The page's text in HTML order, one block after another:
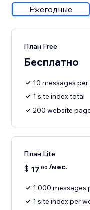
Ежегодные
План Free
Бесплатно
10 messages
1 site index total
200 website
План Lite
$ 17 00 /мес.
1,000 messages
1 site index per